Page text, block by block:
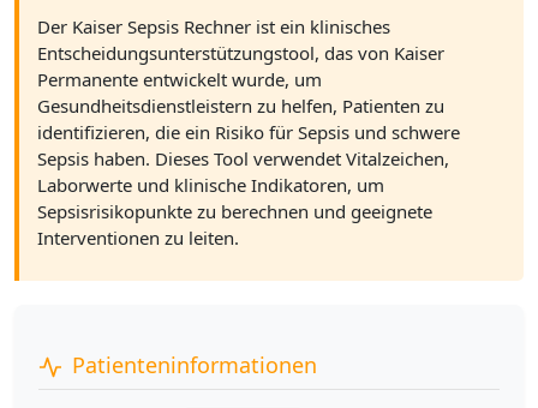
Der Kaiser Sepsis Rechner ist ein klinisches
Entscheidungsunterstützungstool, das von Kaiser
Permanente entwickelt wurde, um
Gesundheitsdienstleistern zu helfen, Patienten zu
identifizieren, die ein Risiko für Sepsis und schwere
Sepsis haben. Dieses Tool verwendet Vitalzeichen,
Laborwerte und klinische Indikatoren, um
Sepsisrisikopunkte zu berechnen und geeignete
Interventionen zu leiten.
Patienteninformationen